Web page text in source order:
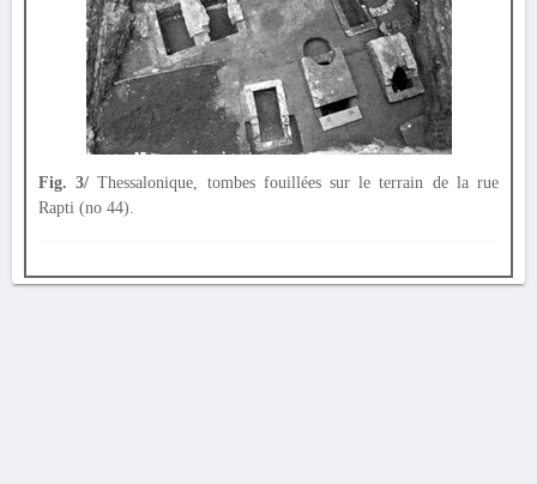
Fig. 3/ Thessalonique, tombes fouillées sur le terrain de la rue
Rapti (no 44).